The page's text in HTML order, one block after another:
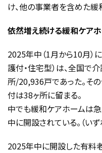
け、他の事業者を含めた
依然増え続ける緩和ケア
2025年中（1月から10月）
護付・住宅型）は、全国で
所/20,936戸であった。そ
付は38ヶ所に留まる。
中でも緩和ケアホームは
中に開設されている。（い
2025年中に開設した有料